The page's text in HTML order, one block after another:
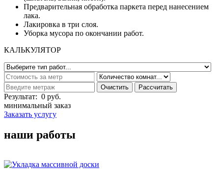
Предварительная обработка паркета перед нанесением
лака.
Лакировка в три слоя.
Уборка мусора по окончании работ.
КАЛЬКУЛЯТОР
Результат: 0 руб.
минимальный заказ
Заказать услугу
наши работы